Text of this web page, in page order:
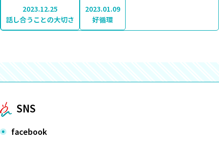
2023.12.25
話し合うことの大切さ
2023.01.09
好循環
SNS
facebook